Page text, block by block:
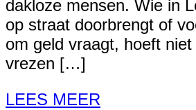
dakloze mensen. Wie in
op straat doorbrengt of
om geld vraagt, hoeft
vrezen […]
LEES MEER